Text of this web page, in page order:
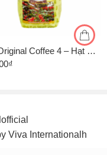
Viva Original Coffee 4 – Hạt Culi Premium – Rang Vừa – Gói 500g
₫
500gr
Viva Internationalh